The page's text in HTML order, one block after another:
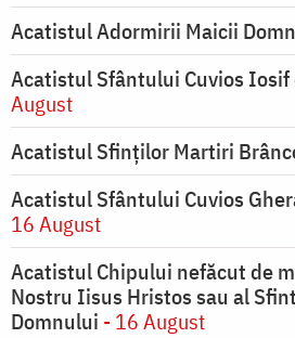
Acatistul Adormirii Maicii
Acatistul Sfântului Cuvios Iosif
August
Acatistul Sfinților Martiri
Acatistul Sfântului Cuvios
16 August
Acatistul Chipului nefăcut de
Nostru Iisus Hristos sau al
Domnului - 16 August